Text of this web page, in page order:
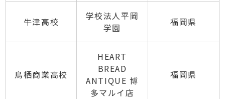
牛津高校
学校法人平岡
学園
福岡県
鳥栖商業高校
HEART
BREAD
ANTIQUE 博
多マルイ店
福岡県